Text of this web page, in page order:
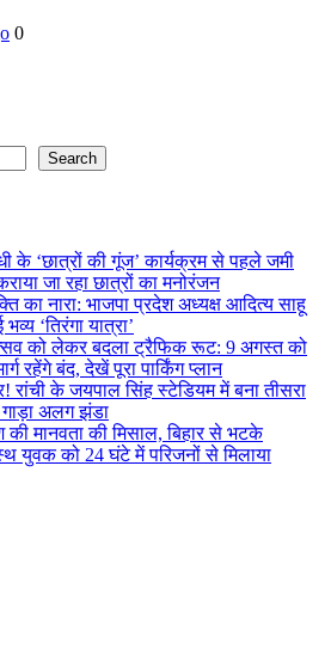
0
Search
के ‘छात्रों की गूंज’ कार्यक्रम से पहले जमी
जा रहा छात्रों का मनोरंजन
का नारा: भाजपा प्रदेश अध्यक्ष आदित्य साहू
‘तिरंगा यात्रा’
को लेकर बदला ट्रैफिक रूट: 9 अगस्त को
रहेंगे बंद, देखें पूरा पार्किंग प्लान
रांची के जयपाल सिंह स्टेडियम में बना तीसरा
अलग झंडा
मानवता की मिसाल, बिहार से भटके
युवक को 24 घंटे में परिजनों से मिलाया